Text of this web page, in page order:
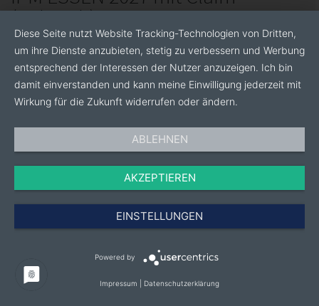
(Polnisch)
jpg, 2.2Mb
eps, 2.3Mb
png, 71Kb
Diese Seite nutzt Website Tracking-Technologien von Dritten,
um ihre Dienste anzubieten, stetig zu verbessern und Werbung
entsprechend der Interessen der Nutzer anzuzeigen. Ich bin
damit einverstanden und kann meine Einwilligung jederzeit mit
Wirkung für die Zukunft widerrufen oder ändern.
ABLEHNEN
AKZEPTIEREN
EINSTELLUNGEN
Powered by
Impressum Datenschutzerklärung